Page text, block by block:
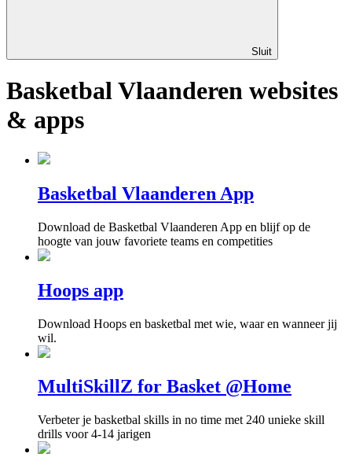
Sluit
Basketbal Vlaanderen websites
& apps
Basketbal Vlaanderen App
Download de Basketbal Vlaanderen App en blijf op de
hoogte van jouw favoriete teams en competities
Hoops app
Download Hoops en basketbal met wie, waar en wanneer jij
wil.
MultiSkillZ for Basket @Home
Verbeter je basketbal skills in no time met 240 unieke skill
drills voor 4-14 jarigen